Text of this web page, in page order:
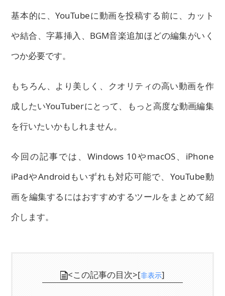
基本的に、YouTubeに動画を投稿する前に、カット
や結合、字幕挿入、BGM音楽追加ほどの編集がいく
つか必要です。
もちろん、より美しく、クオリティの高い動画を作
成したいYouTuberにとって、もっと高度な動画編集
を行いたいかもしれません。
今回の記事では、Windows 10やmacOS、iPhone
iPadやAndroidもいずれも対応可能で、 YouTube動
画を編集するにはおすすめするツールをまとめて紹
介します。
<この記事の目次>[非表示]